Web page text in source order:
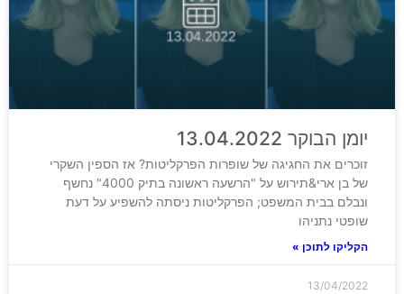
יומן הבוקר 13.04.2022
זוכרים את החגיגה של שופרות הפרקליטות? אז הספין השקרי
של בן ארי&תירוש על "הרשעה ראשונה בתיק 4000" נחשף
ונבלם בבית המשפט; הפרקליטות ניסתה להשפיע על דעת
שופטי נתניהו
הקליקו לתוכן »
13/04/2022